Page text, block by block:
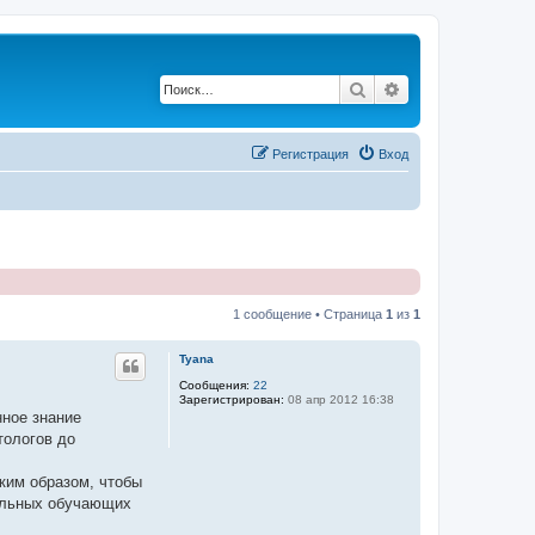
Поиск
Вход
Регистрация
1 сообщение • Страница 1 из 1
Tyana
Сообщения: 22
Зарегистрирован: 08 апр 2012 16:38
знание
до
образом, чтобы
обучающих